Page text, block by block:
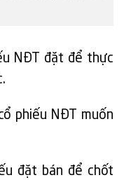
NĐT đặt để thực
phiếu NĐT muốn
đặt bán để chốt